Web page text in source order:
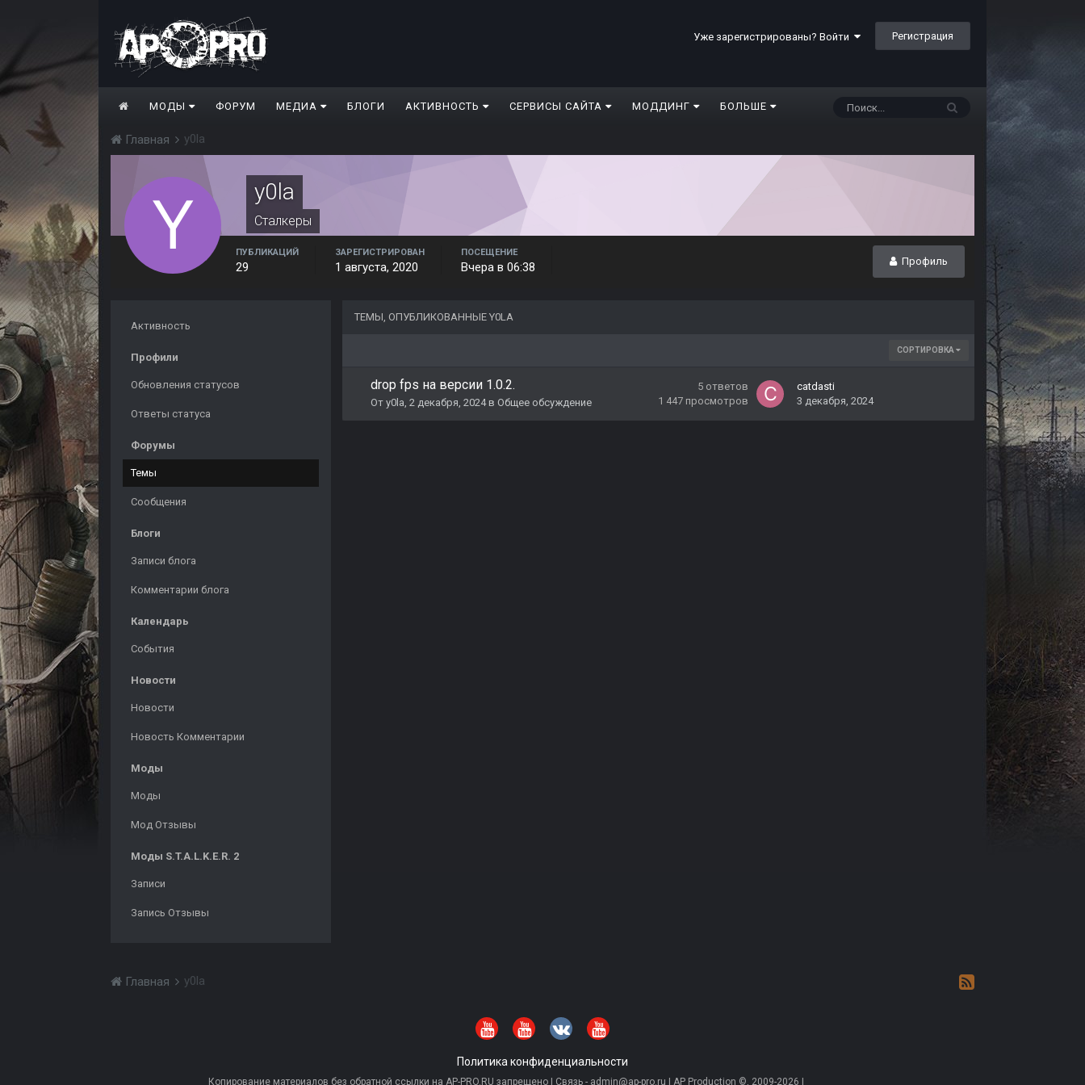
Уже зарегистрированы? Войти Регистрация
МОДЫ ФОРУМ МЕДИА БЛОГИ АКТИВНОСТЬ СЕРВИСЫ САЙТА МОДДИНГ БОЛЬШЕ
Главная y0la
y0la
Сталкеры
Профиль
ПУБЛИКАЦИЙ
29
ЗАРЕГИСТРИРОВАН
1 августа, 2020
ПОСЕЩЕНИЕ
Вчера в 06:38
Активность
Профили
Обновления статусов
Ответы статуса
Форумы
Темы
Сообщения
Блоги
Записи блога
Комментарии блога
Календарь
События
Новости
Новости
Новость Комментарии
Моды
Моды
Мод Отзывы
Моды S.T.A.L.K.E.R. 2
Записи
Запись Отзывы
ТЕМЫ, ОПУБЛИКОВАННЫЕ Y0LA
СОРТИРОВКА
drop fps на версии 1.0.2.
От y0la, 2 декабря, 2024в Общее обсуждение
5 ответов
1 447 просмотров
catdasti
3 декабря, 2024
Главная y0la
Политика конфиденциальности
Копирование материалов без обратной ссылки на AP-PRO.RU запрещено | Связь - admin@ap-pro.ru | AP Production ©, 2009-2026 |